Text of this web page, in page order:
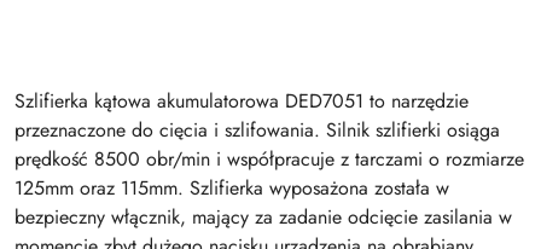
Szlifierka kątowa akumulatorowa DED7051 to narzędzie
przeznaczone do cięcia i szlifowania. Silnik szlifierki osiąga
prędkość 8500 obr/min i współpracuje z tarczami o rozmiarze
125mm oraz 115mm. Szlifierka wyposażona została w
bezpieczny włącznik, mający za zadanie odcięcie zasilania w